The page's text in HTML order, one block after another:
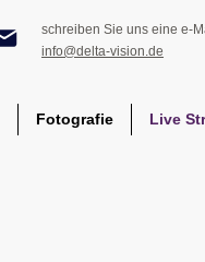
schreiben Sie uns eine e-
info@delta-vision.de
Fotografie Live